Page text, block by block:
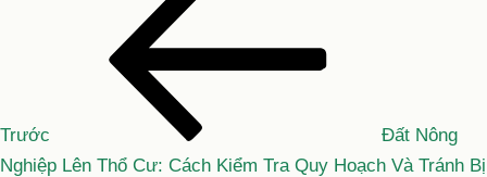
viết
Trước
Đất Nông
Nghiệp Lên Thổ Cư: Cách Kiểm Tra Quy Hoạch Và Tránh Bị